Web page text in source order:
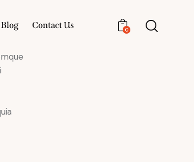
Blog Contact Us 0